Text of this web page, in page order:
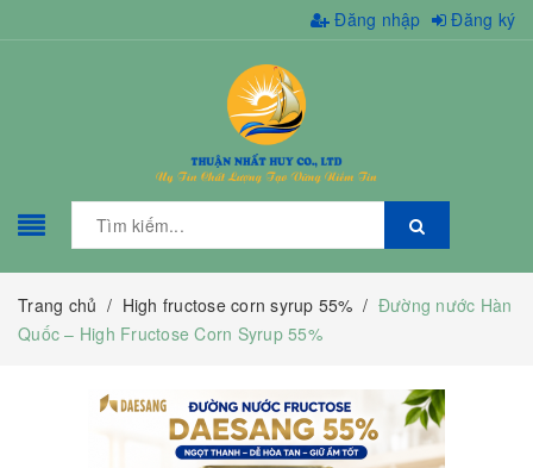
Đăng nhập Đăng ký
Trang chủ / High fructose corn syrup 55% / Đường nước Hàn
Quốc – High Fructose Corn Syrup 55%